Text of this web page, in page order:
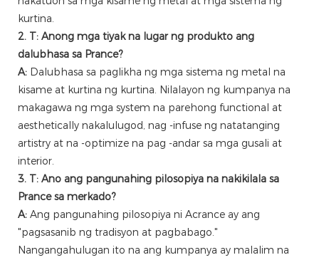
kurtina.
2. T: Anong mga tiyak na lugar ng produkto ang
dalubhasa sa Prance?
A: Dalubhasa sa paglikha ng mga sistema ng metal na
kisame at kurtina ng kurtina. Nilalayon ng kumpanya na
makagawa ng mga system na parehong functional at
aesthetically nakalulugod, nag -infuse ng natatanging
artistry at na -optimize na pag -andar sa mga gusali at
interior.
3. T: Ano ang pangunahing pilosopiya na nakikilala sa
Prance sa merkado?
A: Ang pangunahing pilosopiya ni Acrance ay ang
"pagsasanib ng tradisyon at pagbabago."
Nangangahulugan ito na ang kumpanya ay malalim na